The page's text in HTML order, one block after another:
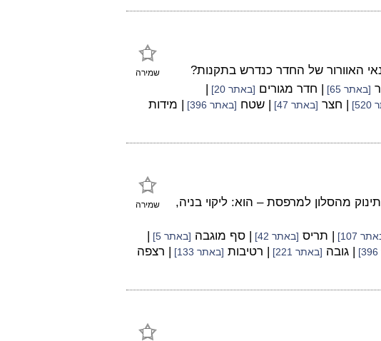
שמירה
האוורור של החדר כנדרש בתקנות?
[באתר 65] | חדר מגורים [באתר 20]
|
| חצר [באתר 47] | שטח [באתר 396] | מידות
שמירה
מהסלון למרפסת – הוא: ליקוי בניה,
107] | תריס [באתר 42] | סף מוגבה [באתר 5]
|
| גובה [באתר 221] | רטיבות [באתר 133] | רצפה